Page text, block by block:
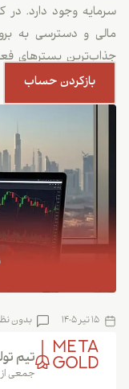
سرمایه وجود دارد. در
مالی و دسترسی به
جذاب‌ترین بسترهای
بازکردن حساب
15 تیر 1405 بدون
تیم
جمعی